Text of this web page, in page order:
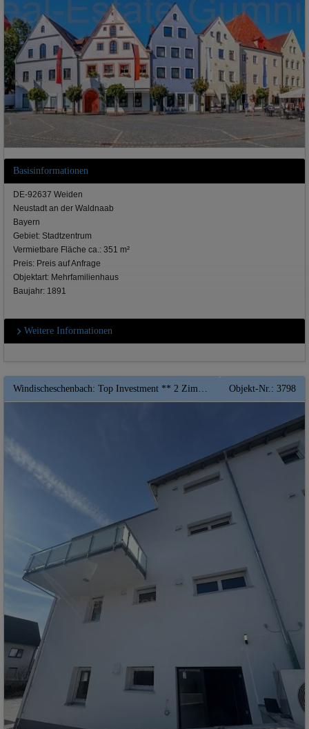
Basisinformationen
DE-92637 Weiden
Neustadt an der Waldnaab
Bayern
Gebiet: Stadtzentrum
Vermietbare Fläche ca.: 351 m²
Preis: Preis auf Anfrage
Objektart: Mehrfamilienhaus
Baujahr: 1891
Weitere Informationen
Windischeschenbach: Top Investment ** 2 Zimmer Wohnung mit Balkon und Garten ** QNG - KfW-Förderfähig und Sonder Afa Objekt-Nr.: 3798